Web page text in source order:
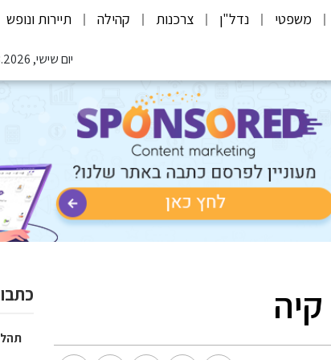
משפטי נדל"ן צרכנות קהילה תיירות ונופש
יום שישי, 07.08.2026